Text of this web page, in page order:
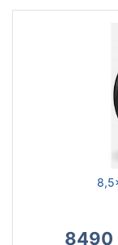
8490